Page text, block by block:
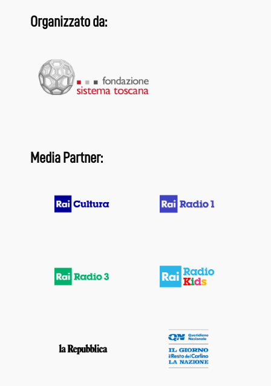
Organizzato da:
Media Partner: